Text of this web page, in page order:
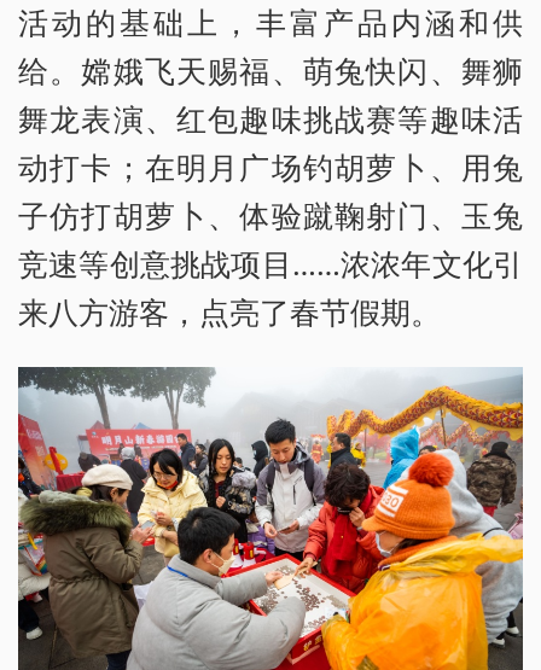
活动的基础上，丰富产品内涵和供
给。嫦娥飞天赐福、萌兔快闪、舞狮
舞龙表演、红包趣味挑战赛等趣味活
动打卡；在明月广场钓胡萝卜、用兔
子仿打胡萝卜、体验蹴鞠射门、玉兔
竞速等创意挑战项目……浓浓年文化引
来八方游客，点亮了春节假期。